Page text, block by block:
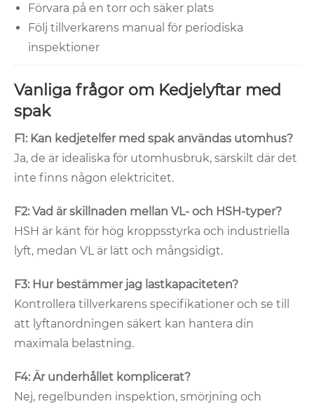
Förvara på en torr och säker plats
Följ tillverkarens manual för periodiska
inspektioner
Vanliga frågor om Kedjelyftar med
spak
F1: Kan kedjetelfer med spak användas utomhus?
Ja, de är idealiska för utomhusbruk, särskilt där det
inte finns någon elektricitet.
F2: Vad är skillnaden mellan VL- och HSH-typer?
HSH är känt för hög kroppsstyrka och industriella
lyft, medan VL är lätt och mångsidigt.
F3: Hur bestämmer jag lastkapaciteten?
Kontrollera tillverkarens specifikationer och se till
att lyftanordningen säkert kan hantera din
maximala belastning.
F4: Är underhållet komplicerat?
Nej, regelbunden inspektion, smörjning och